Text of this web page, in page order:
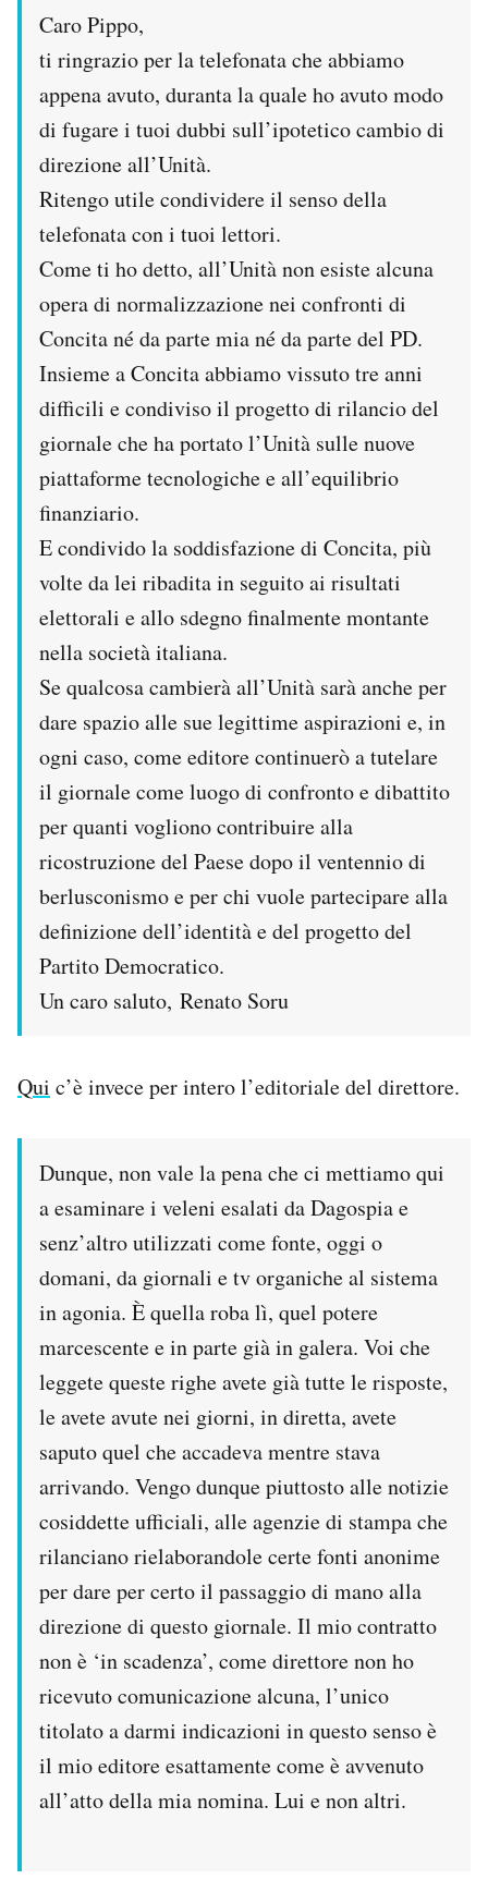
Hai bisogno di aiuto?
Caro Pippo,
ti ringrazio per la telefonata che abbiamo
appena avuto, duranta la quale ho avuto modo
di fugare i tuoi dubbi sull’ipotetico cambio di
direzione all’Unità.
Ritengo utile condividere il senso della
telefonata con i tuoi lettori.
Come ti ho detto, all’Unità non esiste alcuna
opera di normalizzazione nei confronti di
Concita né da parte mia né da parte del PD.
Insieme a Concita abbiamo vissuto tre anni
difficili e condiviso il progetto di rilancio del
giornale che ha portato l’Unità sulle nuove
piattaforme tecnologiche e all’equilibrio
finanziario.
E condivido la soddisfazione di Concita, più
volte da lei ribadita in seguito ai risultati
elettorali e allo sdegno finalmente montante
nella società italiana.
Se qualcosa cambierà all’Unità sarà anche per
dare spazio alle sue legittime aspirazioni e, in
ogni caso, come editore continuerò a tutelare
il giornale come luogo di confronto e dibattito
per quanti vogliono contribuire alla
ricostruzione del Paese dopo il ventennio di
berlusconismo e per chi vuole partecipare alla
definizione dell’identità e del progetto del
Partito Democratico.
Un caro saluto, Renato Soru
Qui c’è invece per intero l’editoriale del direttore.
Dunque, non vale la pena che ci mettiamo qui
a esaminare i veleni esalati da Dagospia e
senz’altro utilizzati come fonte, oggi o
domani, da giornali e tv organiche al sistema
in agonia. È quella roba lì, quel potere
marcescente e in parte già in galera. Voi che
leggete queste righe avete già tutte le risposte,
le avete avute nei giorni, in diretta, avete
saputo quel che accadeva mentre stava
arrivando. Vengo dunque piuttosto alle notizie
cosiddette ufficiali, alle agenzie di stampa che
rilanciano rielaborandole certe fonti anonime
per dare per certo il passaggio di mano alla
direzione di questo giornale. Il mio contratto
non è ‘in scadenza’, come direttore non ho
ricevuto comunicazione alcuna, l’unico
titolato a darmi indicazioni in questo senso è
il mio editore esattamente come è avvenuto
all’atto della mia nomina. Lui e non altri.